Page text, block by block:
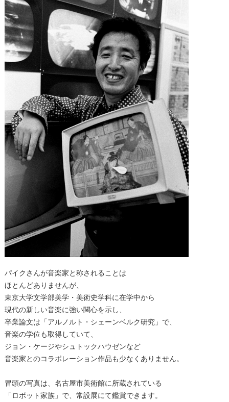
パイクさんが音楽家と称されることは
ほとんどありませんが、
東京大学文学部美学・美術史学科に在学中から
現代の新しい音楽に強い関心を示し、
卒業論文は「アルノルト・シェーンベルク研究」で、
音楽の学位も取得していて、
ジョン・ケージやシュトックハウゼンなど
音楽家とのコラボレーション作品も少なくありません。
冒頭の写真は、名古屋市美術館に所蔵されている
「ロボット家族」で、常設展にて鑑賞できます。